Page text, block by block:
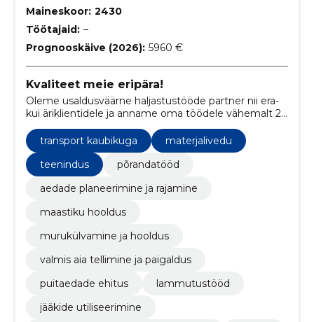
Maineskoor: 2430
Töötajaid: –
Prognooskäive (2026): 5960 €
Kvaliteet meie eripära!
Oleme usaldusväärne haljastustööde partner nii era-
kui äriklientidele ja anname oma töödele vähemalt 2
aastase garantii!
transport kaubikuga
materjalivedu
teenindus
põrandatööd
aedade planeerimine ja rajamine
maastiku hooldus
murukülvamine ja hooldus
valmis aia tellimine ja paigaldus
puitaedade ehitus
lammutustööd
jääkide utiliseerimine